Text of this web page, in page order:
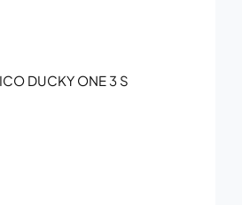
DUCKY ONE 3 S